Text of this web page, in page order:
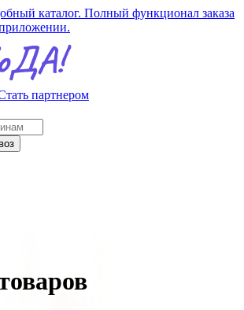
каталог. Полный функционал заказа
партнером